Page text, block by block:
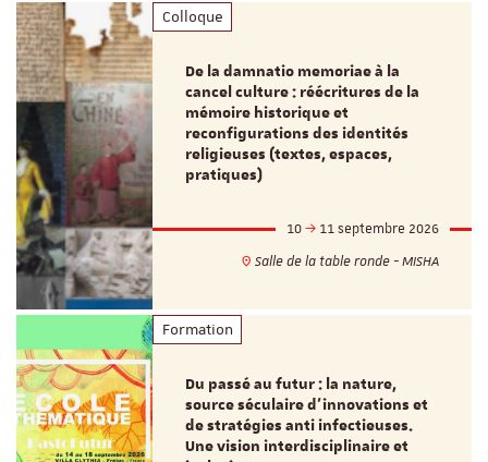
Colloque
De la damnatio memoriae à la
cancel culture : réécritures de la
mémoire historique et
reconfigurations des identités
religieuses (textes, espaces,
pratiques)
10
11 septembre 2026
Salle de la table ronde - MISHA
Formation
Du passé au futur : la nature,
source séculaire d’innovations et
de stratégies anti infectieuses.
Une vision interdisciplinaire et